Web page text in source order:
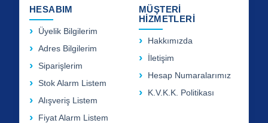
HESABIM
Üyelik Bilgilerim
Adres Bilgilerim
Siparişlerim
Stok Alarm Listem
Alışveriş Listem
Fiyat Alarm Listem
MÜŞTERİ
HİZMETLERİ
Hakkımızda
İletişim
Hesap Numaralarımız
K.V.K.K. Politikası